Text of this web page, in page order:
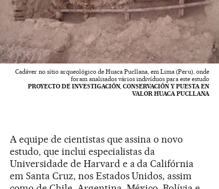
Cadáver no sítio arqueológico de Huaca Pucllana, em Lima (Peru), onde
foram analisados vários indivíduos para este estudo
PROYECTO DE INVESTIGACIÓN, CONSERVACIÓN Y PUESTA EN
VALOR HUACA PUCLLANA
A equipe de cientistas que assina o novo
estudo, que inclui especialistas da
Universidade de Harvard e a da Califórnia
em Santa Cruz, nos Estados Unidos, assim